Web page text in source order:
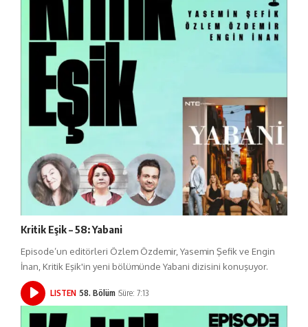
Kritik Eşik – 58: Yabani
Episode’un editörleri Özlem Özdemir, Yasemin Şefik ve Engin
İnan, Kritik Eşik'in yeni bölümünde Yabani dizisini konuşuyor.
LISTEN 58. Bölüm Süre: 7:13